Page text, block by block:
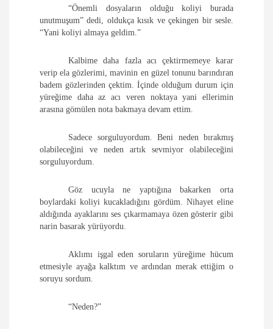
“Önemli dosyaların olduğu koliyi burada
unutmuşum” dedi, oldukça kısık ve çekingen bir sesle.
“Yani koliyi almaya geldim.”
Kalbime daha fazla acı çektirmemeye karar
verip ela gözlerimi, mavinin en güzel tonunu barındıran
badem gözlerinden çektim. İçinde olduğum durum için
yüreğime daha az acı veren noktaya yani ellerimin
arasına gömülen nota bakmaya devam ettim.
Sadece sorguluyordum. Beni neden bırakmış
olabileceğini ve neden artık sevmiyor olabileceğini
sorguluyordum.
Göz ucuyla ne yaptığına bakarken orta
boylardaki koliyi kucakladığını gördüm. Nihayet eline
aldığında ayaklarını ses çıkarmamaya özen gösterir gibi
narin basarak yürüyordu.
Aklımı işgal eden soruların yüreğime hücum
etmesiyle ayağa kalktım ve ardından merak ettiğim o
soruyu sordum.
“Neden?”